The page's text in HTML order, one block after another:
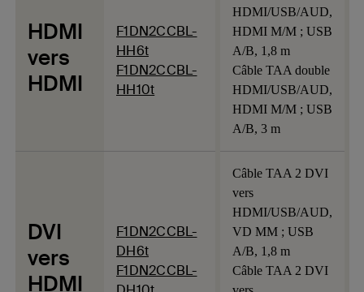
HDMI
vers
HDMI
F1DN2CCBL-
HH6t
F1DN2CCBL-
HH10t
HDMI/USB/AUD,
HDMI M/M ; USB
A/B, 1,8 m
Câble TAA double
HDMI/USB/AUD,
HDMI M/M ; USB
A/B, 3 m
DVI
vers
HDMI
F1DN2CCBL-
DH6t
F1DN2CCBL-
Câble TAA 2 DVI
vers
HDMI/USB/AUD,
VD MM ; USB
A/B, 1,8 m
Câble TAA 2 DVI